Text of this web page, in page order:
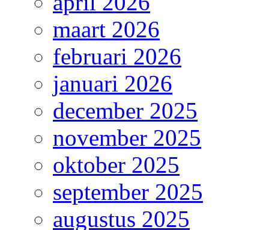
maart 2026
februari 2026
januari 2026
december 2025
november 2025
oktober 2025
september 2025
augustus 2025